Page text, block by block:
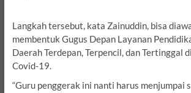
Langkah tersebut, kata Zainuddin, bisa
membentuk Gugus Depan Layanan
Daerah Terdepan, Terpencil, dan Tertinggal
Covid-19.
“Guru penggerak ini nanti harus menjumpai